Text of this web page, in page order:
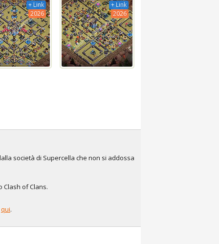
+ Link
2026
+ Link
2026
società di Supercella che non si addossa
of Clans.
qui.